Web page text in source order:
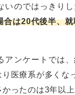
いのではっきり
は20代後半、
アンケートでは
医療系が多くな
ったのは3年以上